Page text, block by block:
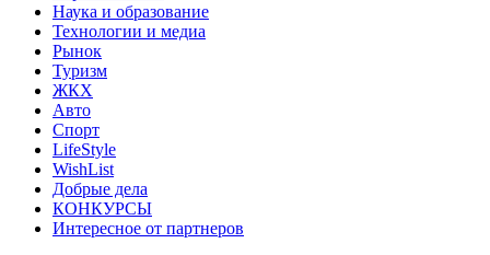
Наука и образование
Технологии и медиа
Рынок
Туризм
ЖКХ
Авто
Спорт
LifeStyle
WishList
Добрые дела
КОНКУРСЫ
Интересное от партнеров